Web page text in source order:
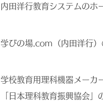
内田洋行教育システムのホ
学びの場.com（内田洋行）
学校教育用理科機器メーカ
「日本理科教育振興協会」